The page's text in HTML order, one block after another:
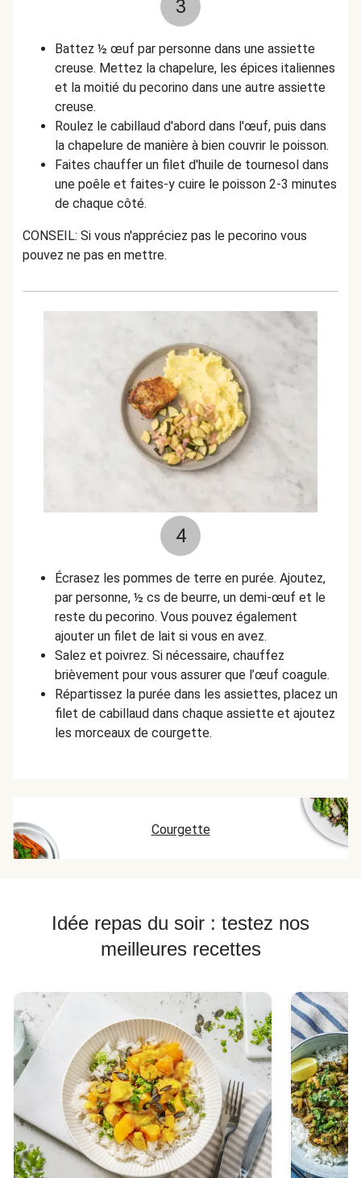
3
Battez ½ œuf par personne dans une assiette
creuse. Mettez la chapelure, les épices italiennes
et la moitié du pecorino dans une autre assiette
creuse.
Roulez le cabillaud d'abord dans l'œuf, puis dans
la chapelure de manière à bien couvrir le poisson.
Faites chauffer un filet d'huile de tournesol dans
une poêle et faites-y cuire le poisson 2-3 minutes
de chaque côté.
CONSEIL: Si vous n'appréciez pas le pecorino vous
pouvez ne pas en mettre.
4
Écrasez les pommes de terre en purée. Ajoutez,
par personne, ½ cs de beurre, un demi-œuf et le
reste du pecorino. Vous pouvez également
ajouter un filet de lait si vous en avez.
Salez et poivrez. Si nécessaire, chauffez
brièvement pour vous assurer que l’œuf coagule.
Répartissez la purée dans les assiettes, placez un
filet de cabillaud dans chaque assiette et ajoutez
les morceaux de courgette.
Courgette
Idée repas du soir : testez nos
meilleures recettes